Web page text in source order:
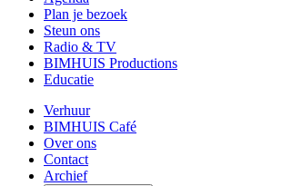
Plan je bezoek
Steun ons
Radio & TV
BIMHUIS Productions
Educatie
Verhuur
BIMHUIS Café
Over ons
Contact
Archief